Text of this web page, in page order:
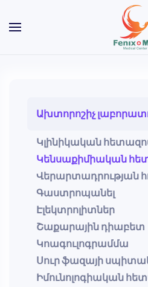
Skip to main content
Ախտորոշիչ
Կլինիկական
Կենսաքիմիական
Վերարտադրության
Գաստրոպանել
Էլեկտրոլիտներ
Շաքարային դիաբետ
Կոագուլոգրամմա
Սուր ֆազայի
Իմունոլոգիական